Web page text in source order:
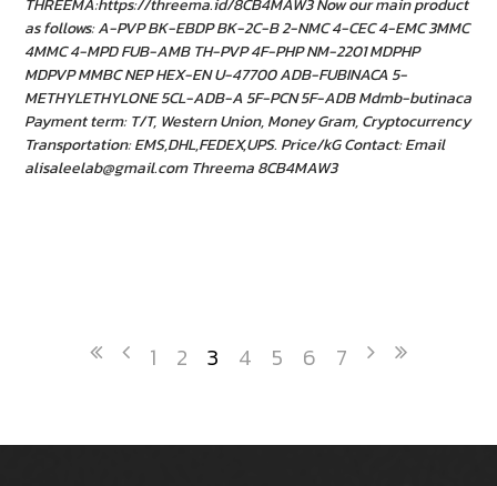
THREEMA:https://threema.id/8CB4MAW3 Now our main product
as follows: A-PVP BK-EBDP BK-2C-B 2-NMC 4-CEC 4-EMC 3MMC
4MMC 4-MPD FUB-AMB TH-PVP 4F-PHP NM-2201 MDPHP
MDPVP MMBC NEP HEX-EN U-47700 ADB-FUBINACA 5-
METHYLETHYLONE 5CL-ADB-A 5F-PCN 5F-ADB Mdmb-butinaca
Payment term: T/T, Western Union, Money Gram, Cryptocurrency
Transportation: EMS,DHL,FEDEX,UPS. Price/kG Contact: Email
alisaleelab@gmail.com Threema 8CB4MAW3
1 2 3 4 5 6 7